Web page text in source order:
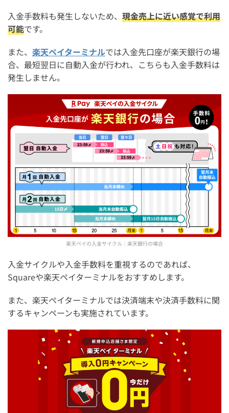
入金手数料も発生しないため、 現金売上に近い感覚で利用
可能です。
また、 楽天ペイターミナルでは入金先口座が楽天銀行の場
合、最短翌日に自動入金が行われ、こちらも入金手数料は
発生しません。
楽天ペイの入金サイクル：楽天銀行の場合
入金サイクルや入金手数料を重視するのであれば、
Squareや楽天ペイターミナルをおすすめします。
また、楽天ペイターミナルでは決済端末や決済手数料に関
するキャンペーンも実施されています。